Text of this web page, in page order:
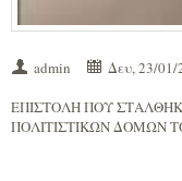
admin
Δευ, 23/01/
ΕΠΙΣΤΟΛΗ ΠΟΥ
ΠΟΛΙΤΙΣΤΙΚΩΝ ΔΟΜΩΝ